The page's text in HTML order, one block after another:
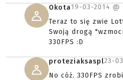
Okota19-03-2014 @
Teraz to się zwie
Swoją drogą
330FPS :D
proteziaksaspl23-
No cóż. 330FPS